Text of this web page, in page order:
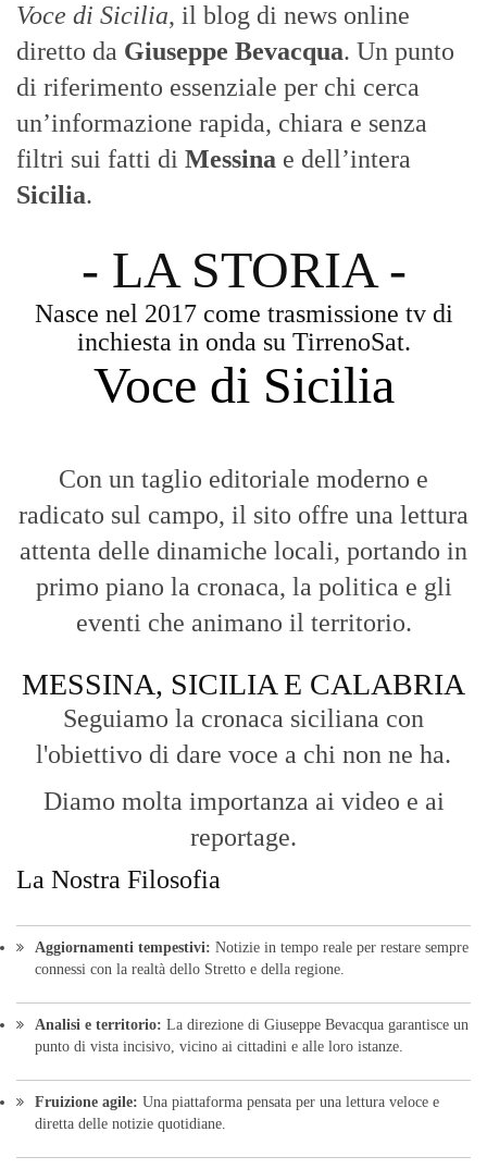
Voce di Sicilia, il blog di news online
diretto da Giuseppe Bevacqua. Un punto
di riferimento essenziale per chi cerca
un’informazione rapida, chiara e senza
filtri sui fatti di Messina e dell’intera
Sicilia.
- LA STORIA -
Nasce nel 2017 come trasmissione tv di
inchiesta in onda su TirrenoSat.
Voce di Sicilia
Con un taglio editoriale moderno e
radicato sul campo, il sito offre una lettura
attenta delle dinamiche locali, portando in
primo piano la cronaca, la politica e gli
eventi che animano il territorio.
MESSINA, SICILIA E CALABRIA
Seguiamo la cronaca siciliana con
l'obiettivo di dare voce a chi non ne ha.
Diamo molta importanza ai video e ai
reportage.
La Nostra Filosofia
Aggiornamenti tempestivi: Notizie in tempo reale per restare sempre
connessi con la realtà dello Stretto e della regione.
Analisi e territorio: La direzione di Giuseppe Bevacqua garantisce un
punto di vista incisivo, vicino ai cittadini e alle loro istanze.
Fruizione agile: Una piattaforma pensata per una lettura veloce e
diretta delle notizie quotidiane.